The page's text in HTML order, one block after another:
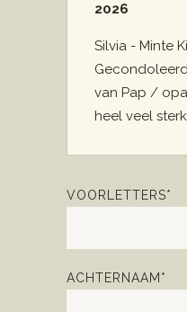
2026
Silvia - Minte
van Pap /
heel veel
VOORLETTERS*
ACHTERNAAM*